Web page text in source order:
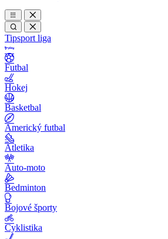
Tipsport liga
Futbal
Hokej
Basketbal
Americký futbal
Atletika
Auto-moto
Bedminton
Bojové športy
Cyklistika